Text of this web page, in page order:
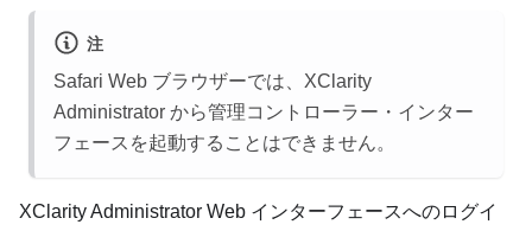
注
Safari Web ブラウザーでは、 XClarity
Administrator から管理コントローラー・インター
フェースを起動することはできません。
XClarity Administrator Web インターフェースへのログイ